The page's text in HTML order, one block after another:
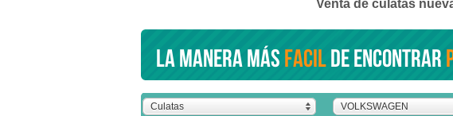
Venta de culatas
La manera másfacilde encontrar
Culatas VOLKSWAGEN